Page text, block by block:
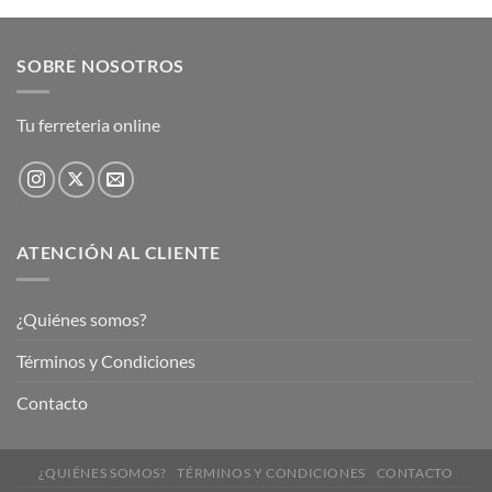
SOBRE NOSOTROS
Tu ferreteria online
ATENCIÓN AL CLIENTE
¿Quiénes somos?
Términos y Condiciones
Contacto
¿QUIÉNES SOMOS? TÉRMINOS Y CONDICIONES CONTACTO